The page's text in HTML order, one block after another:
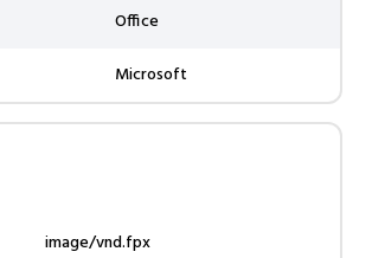
Office
Microsoft
image/vnd.fpx